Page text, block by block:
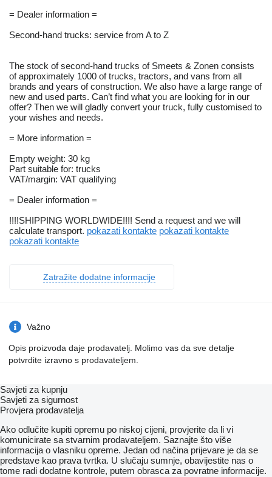
= Dealer information =
Second-hand trucks: service from A to Z
The stock of second-hand trucks of Smeets & Zonen consists
of approximately 1000 of trucks, tractors, and vans from all
brands and years of construction. We also have a large range of
new and used parts. Can’t find what you are looking for in our
offer? Then we will gladly convert your truck, fully customised to
your wishes and needs.
= More information =
Empty weight: 30 kg
Part suitable for: trucks
VAT/margin: VAT qualifying
= Dealer information =
!!!!SHIPPING WORLDWIDE!!!! Send a request and we will
calculate transport. pokazati kontakte pokazati kontakte
pokazati kontakte
Zatražite dodatne informacije
Važno
Opis proizvoda daje prodavatelj. Molimo vas da sve detalje
potvrdite izravno s prodavateljem.
Savjeti za kupnju
Savjeti za sigurnost
Provjera prodavatelja
Ako odlučite kupiti opremu po niskoj cijeni, provjerite da li vi
komunicirate sa stvarnim prodavateljem. Saznajte što više
informacija o vlasniku opreme. Jedan od načina prijevare je da se
predstave kao prava tvrtka. U slučaju sumnje, obavijestite nas o
tome radi dodatne kontrole, putem obrasca za povratne informacije.